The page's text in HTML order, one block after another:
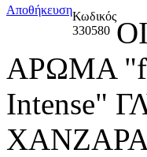
ΑποθήκευσηΚωδικός
330580
ΑΡΩΜΑ
Intense"